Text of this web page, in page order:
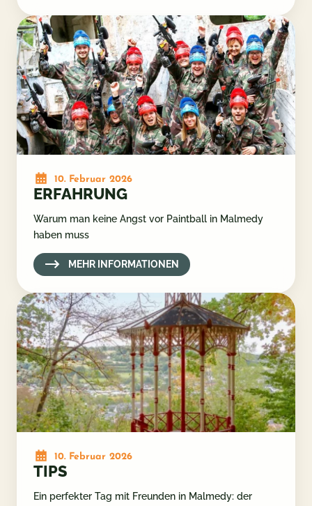
10. Februar 2026
ERFAHRUNG
Warum man keine Angst vor Paintball in Malmedy
haben muss
MEHR INFORMATIONEN
10. Februar 2026
TIPS
Ein perfekter Tag mit Freunden in Malmedy: der